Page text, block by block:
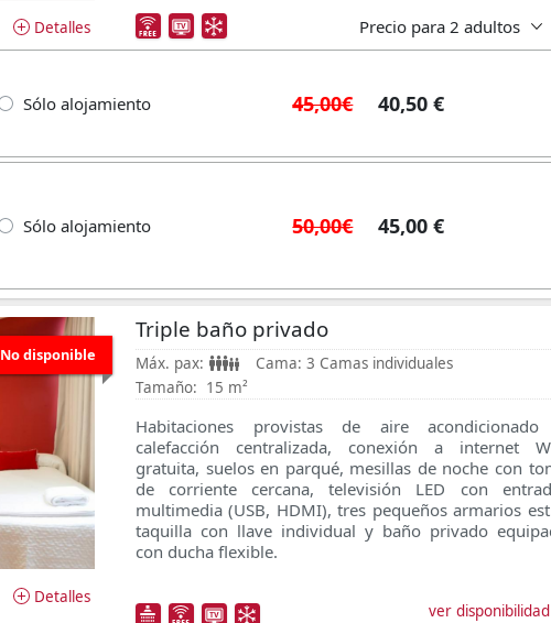
Detalles Precio para2 adultos
Sólo alojamiento 45,00€ 40,50 €
Sólo alojamiento 50,00€ 45,00 €
No disponible
Detalles
Triple baño privado
Máx. pax: Cama: 3 Camas individuales
Tamaño: 15 m²
Habitaciones provistas de aire
calefacción centralizada, conexión a internet
gratuita, suelos en parqué, mesillas de noche con
de corriente cercana, televisión LED con
multimedia (USB, HDMI), tres pequeños armarios
taquilla con llave individual y baño privado
con ducha flexible.
ver disponibilidad